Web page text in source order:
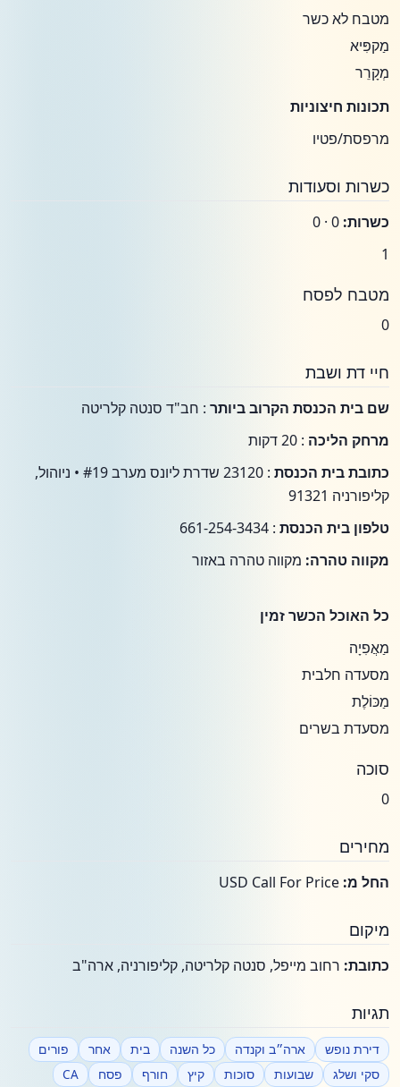
מטבח לא כשר
מַקפִּיא
מְקָרֵר
תכונות חיצוניות
מרפסת/פטיו
כשרות וסעודות
כשרות:
1
מטבח לפסח
0
חיי דת ושבת
שם בית הכנסת הקרוב ביותר : חב"ד סנטה קלריטה
מרחק הליכה : 20 דקות
כתובת בית הכנסת
: 23120 שדרת ליונס מערב #19 • ניוהול,
קליפורניה 91321
טלפון בית הכנסת : 661-254-3434
מקווה טהרה: מקווה טהרה באזור
כל האוכל הכשר זמין
מַאֲפִיָה
מסעדה חלבית
מַכּוֹלֶת
מסעדת בשרים
סוכה
0
מחירים
החל מ:
מיקום
כתובת: רחוב מייפל, סנטה קלריטה, קליפורניה, ארה"ב
תגיות
דירת נופש ארה״ב וקנדה כל השנה בית אחר
פורים
סקי ושלג
שבועות סוכות קיץ חורף פסח CA